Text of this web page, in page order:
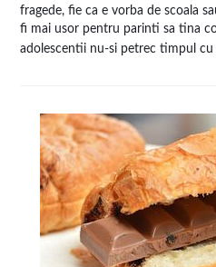
fragede, fie ca e vorba de scoala
fi mai usor pentru parinti sa tina
adolescentii nu-si petrec timpul cu